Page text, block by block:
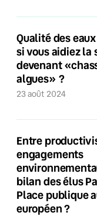
Qualité des
si vous aidiez la
devenant
algues» ?
23 août 2024
Entre
engagements
bilan des élus
Place publique
européen ?